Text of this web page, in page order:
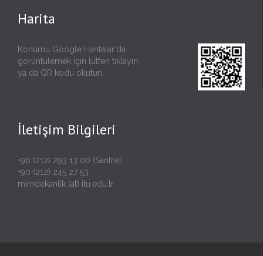
Harita
Konumu Google Haritalar'da
görüntülemek için lütfen tıklayın
ya da QR kodu okutun.
İletişim Bilgileri
+90 (212) 293 13 00 (Santral)
+90 (212) 245 27 53
mimdekanlik (at) itu.edu.tr